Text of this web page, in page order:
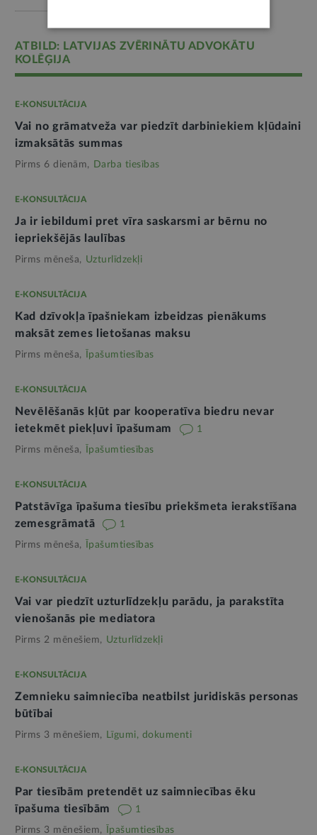
ATBILD: LATVIJAS ZVĒRINĀTU ADVOKĀTU
KOLĒĢIJA
E-KONSULTĀCIJA
Vai no grāmatveža var piedzīt darbiniekiem kļūdaini
izmaksātās summas
Pirms 6 dienām, Darba tiesības
E-KONSULTĀCIJA
Ja ir iebildumi pret vīra saskarsmi ar bērnu no
iepriekšējās laulības
Pirms mēneša, Uzturlīdzekļi
E-KONSULTĀCIJA
Kad dzīvokļa īpašniekam izbeidzas pienākums
maksāt zemes lietošanas maksu
Pirms mēneša, Īpašumtiesības
E-KONSULTĀCIJA
Nevēlēšanās kļūt par kooperatīva biedru nevar
ietekmēt piekļuvi īpašumam
1
Pirms mēneša, Īpašumtiesības
E-KONSULTĀCIJA
Patstāvīga īpašuma tiesību priekšmeta ierakstīšana
zemesgrāmatā
1
Pirms mēneša, Īpašumtiesības
E-KONSULTĀCIJA
Vai var piedzīt uzturlīdzekļu parādu, ja parakstīta
vienošanās pie mediatora
Pirms 2 mēnešiem, Uzturlīdzekļi
E-KONSULTĀCIJA
Zemnieku saimniecība neatbilst juridiskās personas
būtībai
Pirms 3 mēnešiem, Līgumi, dokumenti
E-KONSULTĀCIJA
Par tiesībām pretendēt uz saimniecības ēku
īpašuma tiesībām
1
Pirms 3 mēnešiem, Īpašumtiesības